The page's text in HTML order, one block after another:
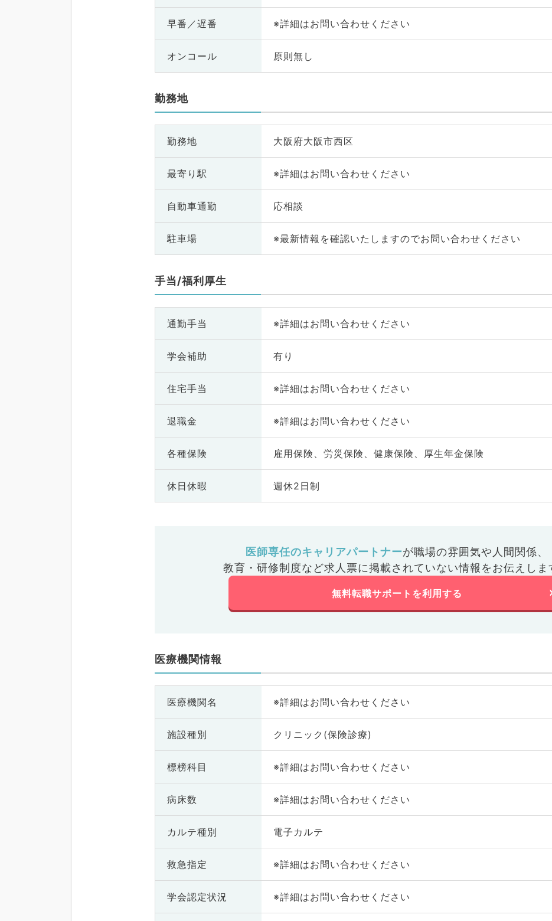
早番／遅番 ※詳細はお問い合わせください
オンコール 原則無し
勤務地
勤務地 大阪府大阪市西区
最寄り駅 ※詳細はお問い合わせください
自動車通勤 応相談
駐車場 ※最新情報を確認いたしますのでお問い合わせください
手当/福利厚生
通勤手当 ※詳細はお問い合わせください
学会補助 有り
住宅手当 ※詳細はお問い合わせください
退職金 ※詳細はお問い合わせください
各種保険 雇用保険、労災保険、健康保険、厚生年金保険
休日休暇 週休2日制
医師専任のキャリアパートナーが職場の雰囲気や人間関係、
教育・研修制度など求人票に掲載されていない情報をお伝えしま
無料転職サポートを利用する
医療機関情報
医療機関名 ※詳細はお問い合わせください
施設種別 クリニック(保険診療)
標榜科目 ※詳細はお問い合わせください
病床数 ※詳細はお問い合わせください
カルテ種別 電子カルテ
救急指定 ※詳細はお問い合わせください
学会認定状況 ※詳細はお問い合わせください